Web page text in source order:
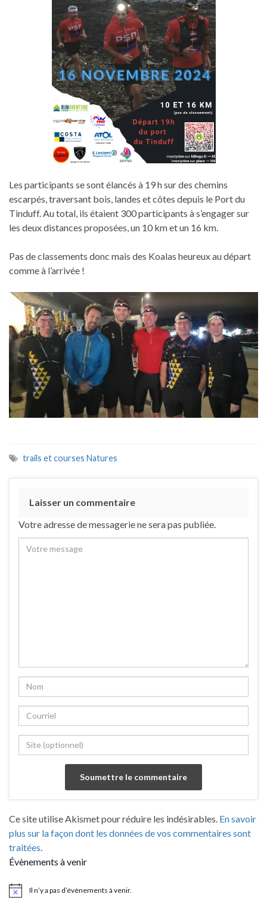
Les participants se sont élancés à 19 h sur des chemins
escarpés, traversant bois, landes et côtes depuis le Port du
Tinduff. Au total, ils étaient 300 participants à s’engager sur
les deux distances proposées, un 10 km et un 16 km.
Pas de classements donc mais des Koalas heureux au départ
comme à l’arrivée !
trails et courses Natures
Laisser un commentaire
Votre adresse de messagerie ne sera pas publiée.
Ce site utilise Akismet pour réduire les indésirables. En savoir
plus sur la façon dont les données de vos commentaires sont
traitées.
Évènements à venir
NoticeIl n’y a pas d’évènements à venir.